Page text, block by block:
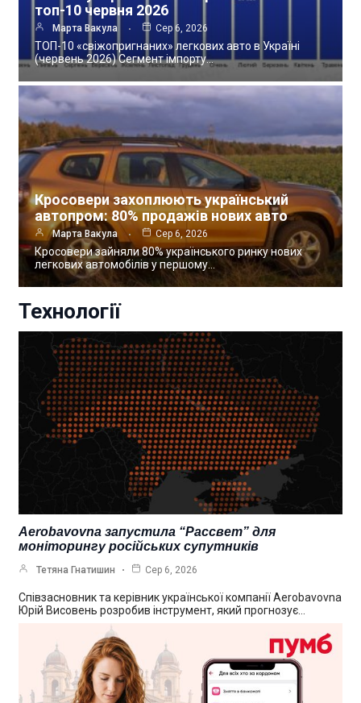
топ-10 червня 2026
Марта Вакула Сер 6, 2026
ТОП-10 «свіжопригнаних» легкових авто в Україні
(червень 2026) Сегмент імпорту…
Кросовери захоплюють український
автопром: 80% продажів нових авто
Марта Вакула Сер 6, 2026
Кросовери зайняли 80% українського ринку нових
легкових автомобілів у першому…
Технології
Aerobavovna запустила “Рассвет” для
моніторингу російських супутників
Тетяна Гнатишин Сер 6, 2026
Співзасновник та керівник української компанії Aerobavovna
Юрій Висовень розробив інструмент, який прогнозує…